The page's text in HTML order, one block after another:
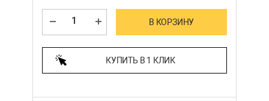
В КОРЗИНУ
КУПИТЬ В 1 КЛИК